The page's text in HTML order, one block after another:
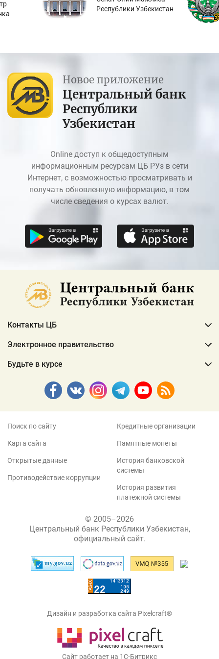
Республики Узбекистан
Новое приложение
Центральный банк
Республики
Узбекистан
Online доступ к общедоступным
информационным ресурсам ЦБ РУз в сети
Интернет, с возможностью просматривать и
получать обновленную информацию, в том
числе сведения о курсах валют.
Контакты ЦБ
Электронное правительство
Будьте в курсе
Поиск по сайту
Карта сайта
Открытые данные
Противодействие коррупции
Кредитные организации
Памятные монеты
История банковской
системы
История развития
платежной системы
© 2005–2026
Центральный банк Республики Узбекистан,
официальный сайт.
Дизайн и разработка сайта Pixelcraft®
Сайт работает на 1C-Битрикс